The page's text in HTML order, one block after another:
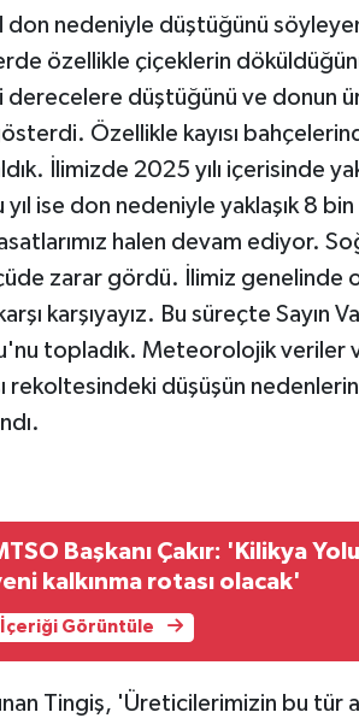
don nedeniyle düştüğünü
özellikle çiçeklerin
derecelere düştüğünü ve donun
Özellikle kayısı
İlimizde 2025 yılı içerisinde
ise don nedeniyle yaklaşık 8 bin
halen devam ediyor.
zarar gördü. İlimiz genelinde
karşıyayız. Bu süreçte Sayın
topladık. Meteorolojik veriler
rekoltesindeki düşüşün
Başkanı Çakır: 'Kilikya
kalkınma rotası olacak'
İçeriği Görüntüle
Tingiş, 'Üreticilerimizin bu tür